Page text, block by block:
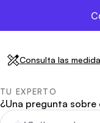
Consulta las
TU EXPERTO
¿Una pregunta